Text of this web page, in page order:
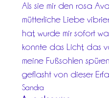
Als sie mir den rosa
mütterliche Liebe
hat, wurde mir sofort
konnte das Licht, das
meine Fußsohlen
geflasht von dieser
Sandra